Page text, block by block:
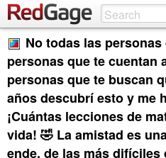
No todas las
personas que te cuentan
personas que te buscan
años descubrí esto y me
¡Cuántas lecciones de
vida! 🤣 La amistad es
ende, de las más